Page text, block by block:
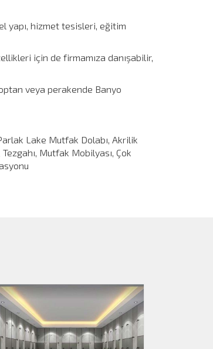
yapı, hizmet tesisleri, eğitim
için de firmamıza danışabilir,
veya perakende Banyo
Lake Mutfak Dolabı, Akrilik
Mutfak Mobilyası, Çok